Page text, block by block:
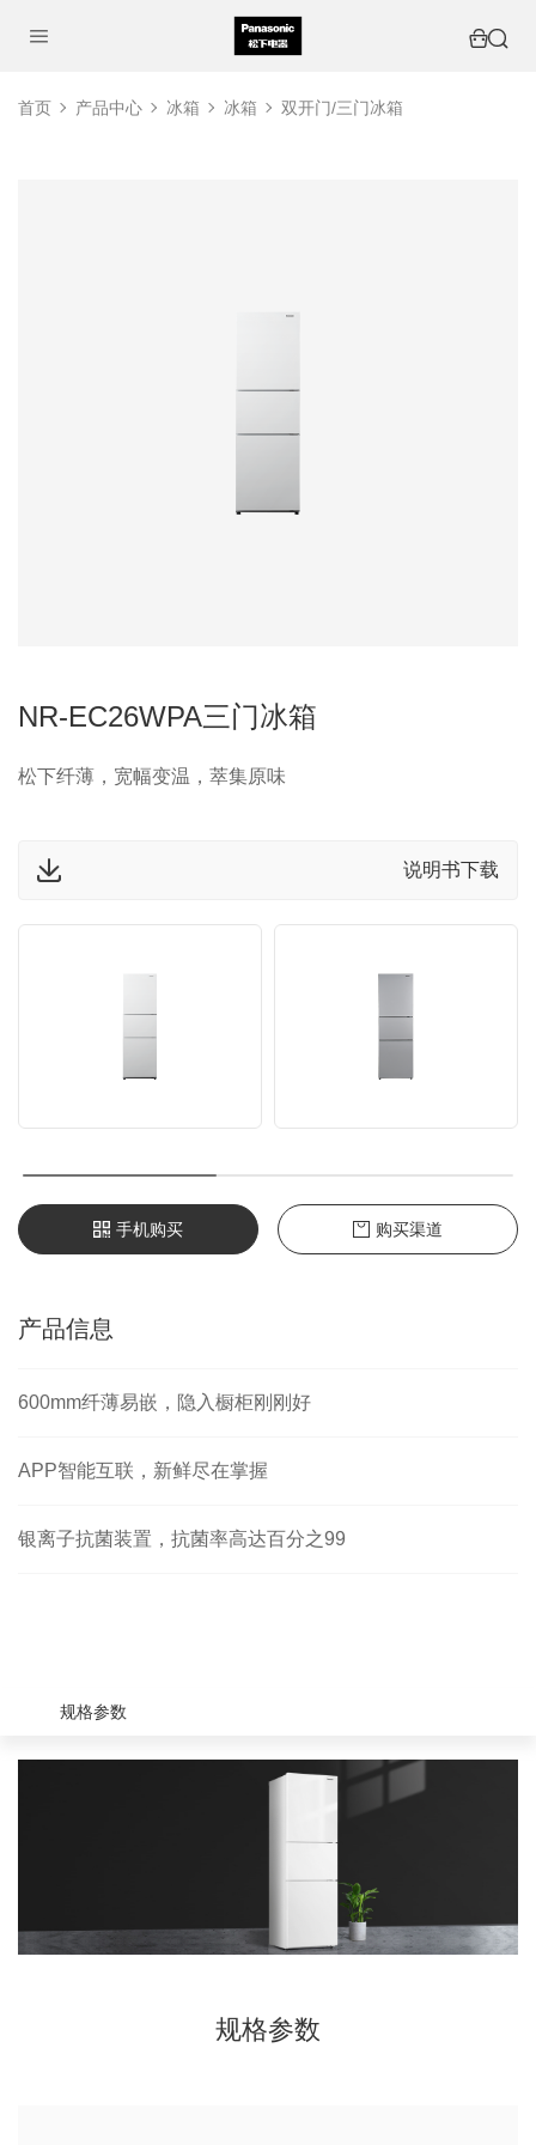
首页 产品中心 冰箱 冰箱 双开门/三门冰箱
NR-EC26WPA三门冰箱
松下纤薄，宽幅变温，萃集原味
说明书下载
手机购买 购买渠道
产品信息
600mm纤薄易嵌，隐入橱柜刚刚好
APP智能互联，新鲜尽在掌握
银离子抗菌装置，抗菌率高达百分之99
规格参数
规格参数